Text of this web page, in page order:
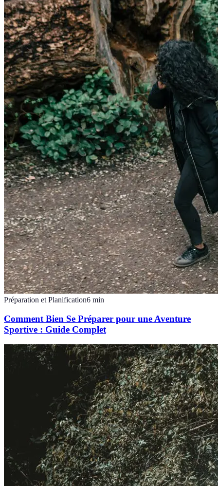
Préparation et Planification6 min
Comment Bien Se Préparer pour une Aventure
Sportive : Guide Complet